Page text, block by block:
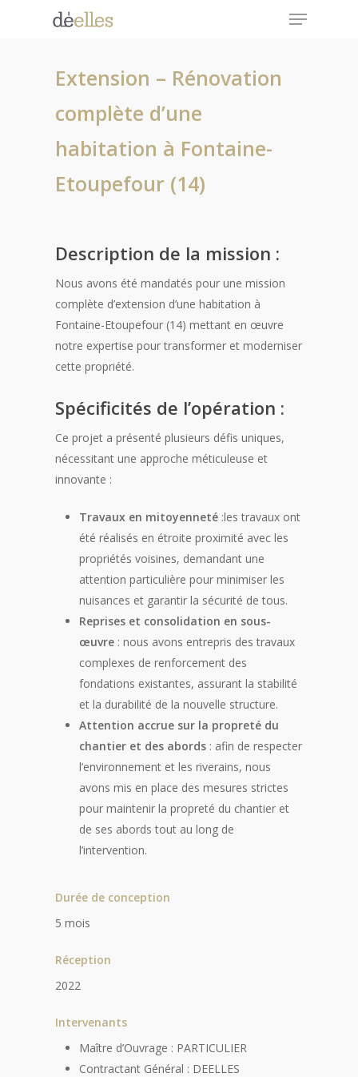
Menu
Extension – Rénovation
complète d’une
habitation à Fontaine-
Etoupefour (14)
Description de la mission :
Nous avons été mandatés pour une mission
complète d’extension d’une habitation à
Fontaine-Etoupefour (14) mettant en œuvre
notre expertise pour transformer et moderniser
cette propriété.
Spécificités de l’opération :
Ce projet a présenté plusieurs défis uniques,
nécessitant une approche méticuleuse et
innovante :
Travaux en mitoyenneté:les travaux ont
été réalisés en étroite proximité avec les
propriétés voisines, demandant une
attention particulière pour minimiser les
nuisances et garantir la sécurité de tous.
Reprises et consolidation en sous-
œuvre: nous avons entrepris des travaux
complexes de renforcement des
fondations existantes, assurant la stabilité
et la durabilité de la nouvelle structure.
Attention accrue sur la propreté du
chantier et des abords: afin de respecter
l’environnement et les riverains, nous
avons mis en place des mesures strictes
pour maintenir la propreté du chantier et
de ses abords tout au long de
l’intervention.
Durée de conception
5 mois
Réception
2022
Intervenants
Maître d’Ouvrage : PARTICULIER
Contractant Général : DEELLES